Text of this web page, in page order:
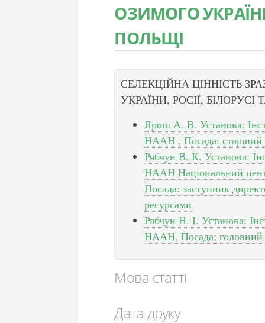
ОЗИМОГО
ПОЛЬЩІ
СЕЛЕКЦІЙНА ЦІННІСТЬ
УКРАЇНИ, РОСІЇ, БІЛОРУСІ
Ярош А. В. Установа:
НААН , Посада: старший
Рябчун В. К. Установа:
НААН Національний
Посада: заступник
ресурсами
Рябчун Н. І. Установа:
НААН, Посада: головний
Мова статті
Дата друку